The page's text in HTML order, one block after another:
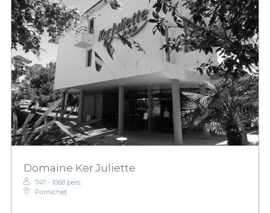
Domaine Ker Juliette
747 - 1068 pers.
Pornichet